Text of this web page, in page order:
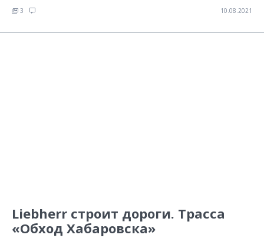
3 10.08.2021
Liebherr строит дороги. Трасса
«Обход Хабаровска»